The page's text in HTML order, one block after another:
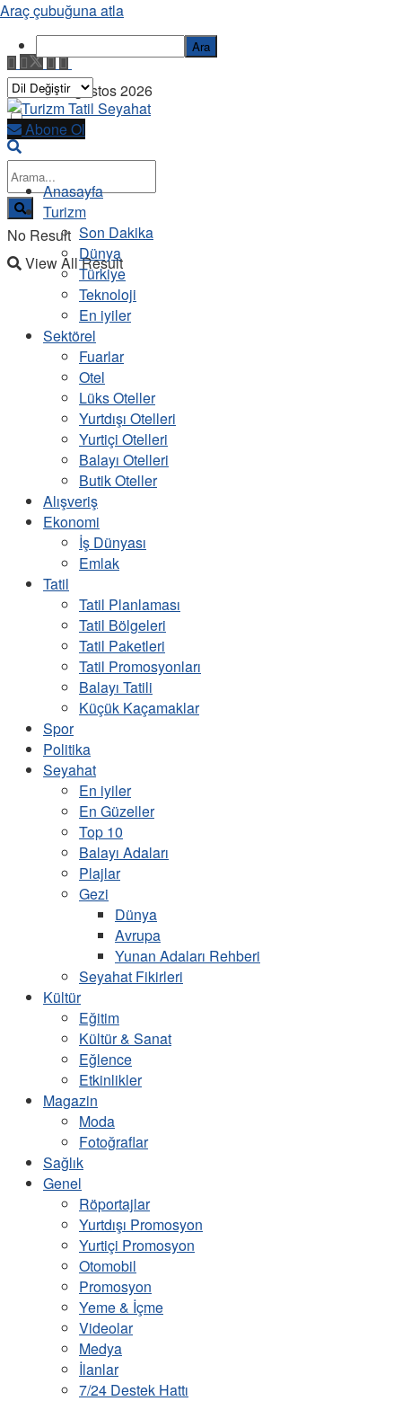
Cuma, 7 Ağustos 2026
No Result
View All Result
Abone Ol
Anasayfa
Turizm
Son Dakika
Dünya
Türkiye
Teknoloji
En iyiler
Sektörel
Fuarlar
Otel
Lüks Oteller
Yurtdışı Otelleri
Yurtiçi Otelleri
Balayı Otelleri
Butik Oteller
Alışveriş
Ekonomi
İş Dünyası
Emlak
Tatil
Tatil Planlaması
Tatil Bölgeleri
Tatil Paketleri
Tatil Promosyonları
Balayı Tatili
Küçük Kaçamaklar
Spor
Politika
Seyahat
En iyiler
En Güzeller
Top 10
Balayı Adaları
Plajlar
Gezi
Dünya
Avrupa
Yunan Adaları Rehberi
Seyahat Fikirleri
Kültür
Eğitim
Kültür & Sanat
Eğlence
Etkinlikler
Magazin
Moda
Fotoğraflar
Sağlık
Genel
Röportajlar
Yurtdışı Promosyon
Yurtiçi Promosyon
Otomobil
Promosyon
Yeme & İçme
Videolar
Medya
İlanlar
7/24 Destek Hattı
Araç çubuğuna atla
Ara